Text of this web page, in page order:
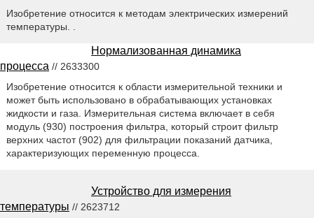
Изобретение относится к методам электрических измерений
температуры. .
Нормализованная динамика
процесса // 2633300
Изобретение относится к области измерительной техники и
может быть использовано в обрабатывающих установках
жидкости и газа. Измерительная система включает в себя
модуль (930) построения фильтра, который строит фильтр
верхних частот (902) для фильтрации показаний датчика,
характеризующих переменную процесса.
Устройство для измерения
температуры // 2623712